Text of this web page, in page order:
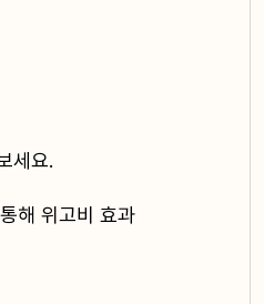
세요.﻿
해 위고비 효과